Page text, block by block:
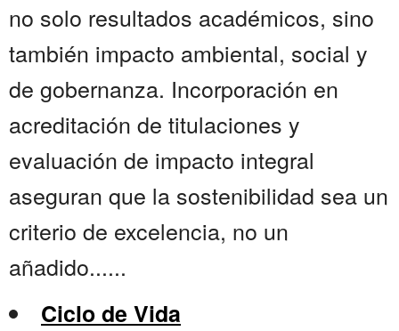
no solo resultados académicos, sino
también impacto ambiental, social y
de gobernanza. Incorporación en
acreditación de titulaciones y
evaluación de impacto integral
aseguran que la sostenibilidad sea un
criterio de excelencia, no un
añadido......
Ciclo de Vida